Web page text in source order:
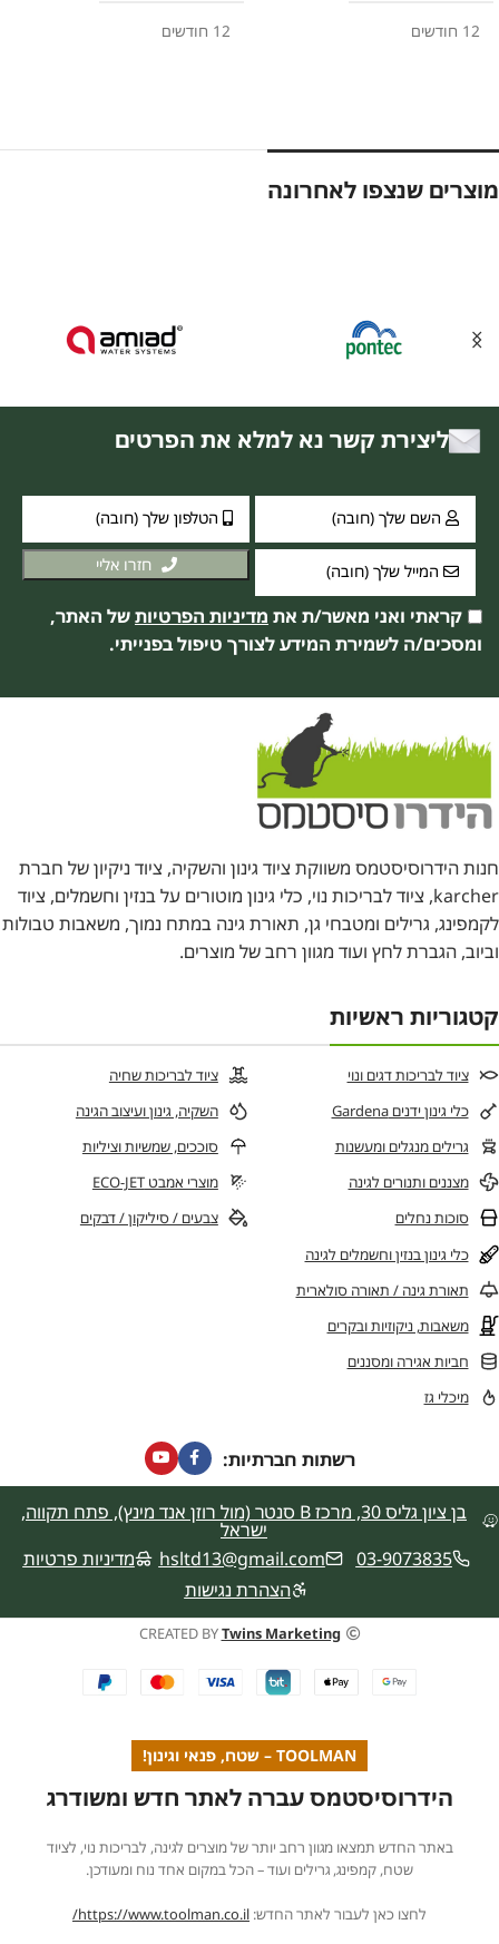
12 חודשים 12 חודשים
מוצרים שנצפו לאחרונה
ליצירת קשר נא למלא את הפרטים
חזרו אליי
קראתי ואני מאשר/ת את מדיניות הפרטיות של האתר,
ומסכים/ה לשמירת המידע לצורך טיפול בפנייתי.
חנות הידרוסיסטמס משווקת ציוד גינון והשקיה, ציוד ניקיון של חברת
karcher, ציוד לבריכות נוי, כלי גינון מוטורים על בנזין וחשמלים, ציוד
לקמפינג, גרילים ומטבחי גן, תאורת גינה במתח נמוך, משאבות טבולות
וביוב, הגברת לחץ ועוד מגוון רחב של מוצרים.
קטגוריות ראשיות
ציוד לבריכות דגים ונוי
כלי גינון ידנים Gardena
גרילים מנגלים ומעשנות
מצננים ותנורים לגינה
סוכות נחלים
ציוד לבריכות שחיה
השקיה, גינון ועיצוב הגינה
סוככים, שמשיות וציליות
מוצרי אמבט ECO-JET
צבעים / סיליקון / דבקים
כלי גינון בנזין וחשמלים לגינה
תאורת גינה / תאורה סולארית
משאבות, ניקוזיות ובקרים
חביות אגירה ומסננים
מיכלי גז
רשתות חברתיות:
בן ציון גליס 30, מרכז B סנטר (מול רוזן אנד מינץ), פתח תקווה,
ישראל
03-9073835
hsltd13@gmail.com
מדיניות פרטיות
הצהרת נגישות
CREATED BYTwins Marketing
TOOLMAN – שטח, פנאי וגינון!
הידרוסיסטמס עברה לאתר חדש ומשודרג
באתר החדש תמצאו מגוון רחב יותר של מוצרים לגינה, לבריכות נוי, לציוד
שטח, קמפינג, גרילים ועוד – הכל במקום אחד נוח ומעודכן.
לחצו כאן לעבור לאתר החדש: https://www.toolman.co.il/